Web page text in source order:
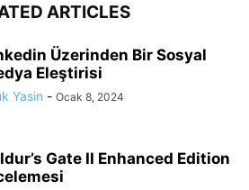
ARTICLES
Üzerinden Bir Sosyal
Eleştirisi
Yasin - Ocak 8, 2024
Gate II Enhanced Edition